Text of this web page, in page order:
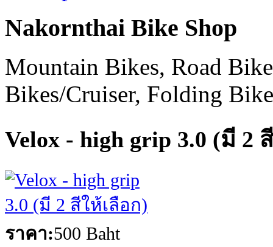
Nakornthai Bike Shop
Mountain Bikes, Road
Bikes/Cruiser, Folding
Velox - high grip 3.0 (มี 2
ราคา:500 Baht